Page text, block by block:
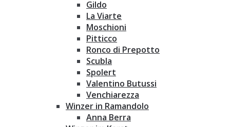
Gildo
La Viarte
Moschioni
Pitticco
Ronco di Prepotto
Scubla
Spolert
Valentino Butussi
Venchiarezza
Winzer in Ramandolo
Anna Berra